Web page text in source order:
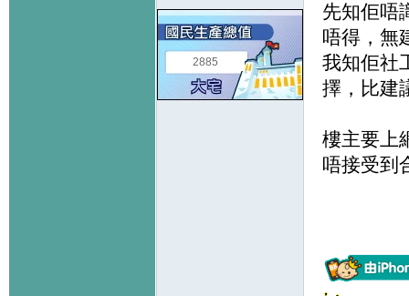
2885
先知佢唔
唔得，無
我知佢社
擇，比建
樓主要上
唔接受到